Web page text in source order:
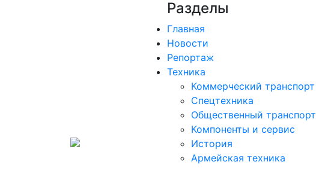
Разделы
Главная
Новости
Репортаж
Техника
Коммерческий транспорт
Спецтехника
Общественный транспорт
Компоненты и сервис
История
Армейская техника